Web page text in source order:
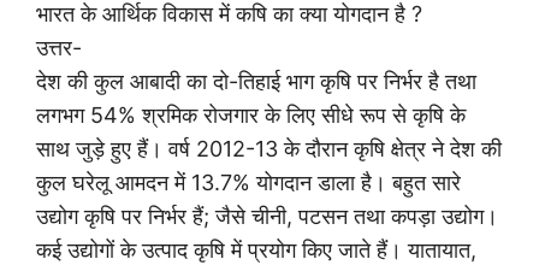
भारत के आर्थिक विकास में कषि का क्या योगदान है ?
उत्तर-
देश की कुल आबादी का दो-तिहाई भाग कृषि पर निर्भर है तथा
लगभग 54% श्रमिक रोजगार के लिए सीधे रूप से कृषि के
साथ जुड़े हुए हैं। वर्ष 2012-13 के दौरान कृषि क्षेत्र ने देश की
कुल घरेलू आमदन में 13.7% योगदान डाला है। बहुत सारे
उद्योग कृषि पर निर्भर हैं; जैसे चीनी, पटसन तथा कपड़ा उद्योग।
कई उद्योगों के उत्पाद कृषि में प्रयोग किए जाते हैं। यातायात,